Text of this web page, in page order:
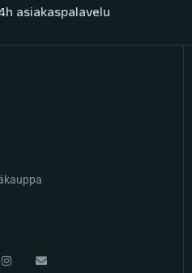
asiakaspalavelu